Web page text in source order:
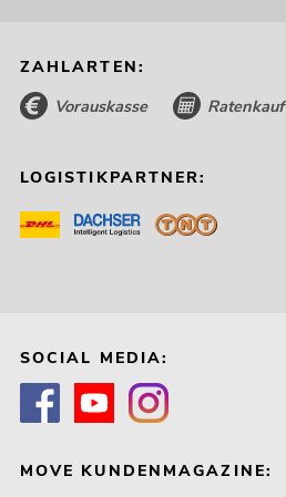
ZAHLARTEN:
Vorauskasse Ratenkauf
LOGISTIKPARTNER:
SOCIAL MEDIA:
MOVE KUNDENMAGAZINE: